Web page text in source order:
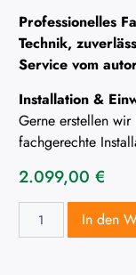
Professionelles
Technik,
Service vom
Installation &
Gerne erstellen
fachgerechte
2.099,00 €
In den